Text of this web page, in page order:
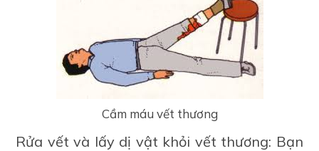
Cầm máu vết thương
Rửa vết và lấy dị vật khỏi vết thương: Bạn